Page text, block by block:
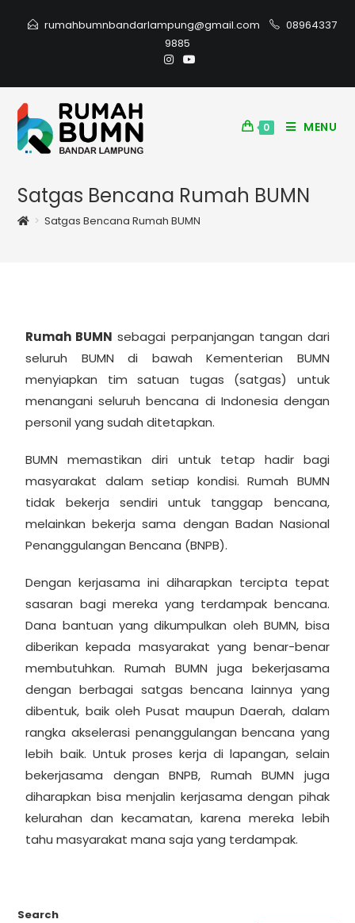
rumahbumnbandarlampung@gmail.com
08964337
9885
0 MENU
Satgas Bencana Rumah BUMN
> Satgas Bencana Rumah BUMN
Rumah BUMN sebagai perpanjangan tangan dari
seluruh BUMN di bawah Kementerian BUMN
menyiapkan tim satuan tugas (satgas) untuk
menangani seluruh bencana di Indonesia dengan
personil yang sudah ditetapkan.
BUMN memastikan diri untuk tetap hadir bagi
masyarakat dalam setiap kondisi. Rumah BUMN
tidak bekerja sendiri untuk tanggap bencana,
melainkan bekerja sama dengan Badan Nasional
Penanggulangan Bencana (BNPB).
Dengan kerjasama ini diharapkan tercipta tepat
sasaran bagi mereka yang terdampak bencana.
Dana bantuan yang dikumpulkan oleh BUMN, bisa
diberikan kepada masyarakat yang benar-benar
membutuhkan. Rumah BUMN juga bekerjasama
dengan berbagai satgas bencana lainnya yang
dibentuk, baik oleh Pusat maupun Daerah, dalam
rangka akselerasi penanggulangan bencana yang
lebih baik. Untuk proses kerja di lapangan, selain
bekerjasama dengan BNPB, Rumah BUMN juga
diharapkan bisa menjalin kerjasama dengan pihak
kelurahan dan kecamatan, karena mereka lebih
tahu masyarakat mana saja yang terdampak.
Search